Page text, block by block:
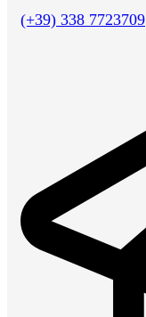
(+39) 338 7723709